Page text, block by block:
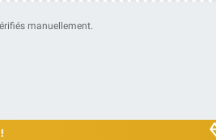
manuellement.